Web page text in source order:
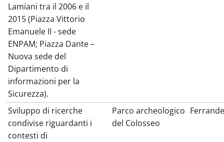
Lamiani tra il 2006 e il
2015 (Piazza Vittorio
Emanuele II - sede
ENPAM; Piazza Dante –
Nuova sede del
Dipartimento di
informazioni per la
Sicurezza).
Sviluppo di ricerche
condivise riguardanti i
contesti di
Parco archeologico
del Colosseo